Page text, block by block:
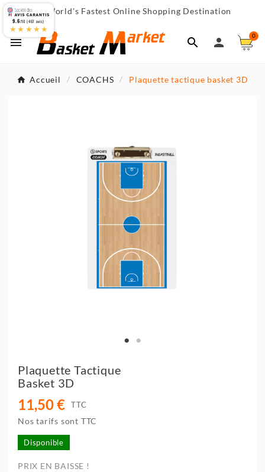
 World's Fastest Online Shopping Destination
  
0
Accueil COACHS Plaquette tactique basket 3D
Plaquette Tactique
Basket 3D
11,50 € TTC
Nos tarifs sont TTC
Disponible
PRIX EN BAISSE !
9.6/10 (467 avis)
★★★★★